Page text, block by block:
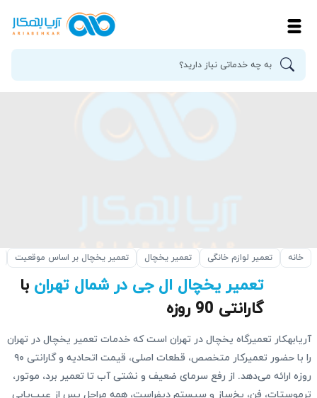
خانه تعمیر لوازم خانگی تعمیر یخچال تعمیر یخچال بر اساس موقعیت
تعمیر یخچال ال جی در شمال تهران با
گارانتی 90 روزه
آریابهکار تعمیرگاه یخچال در تهران است که خدمات تعمیر یخچال در تهران
را با حضور تعمیرکار متخصص، قطعات اصلی، قیمت اتحادیه و گارانتی ۹۰
روزه ارائه می‌دهد. از رفع سرمای ضعیف و نشتی آب تا تعمیر برد، موتور،
ترموستات، فن، یخ‌ساز و سیستم دیفراست، همه مراحل پس از عیب‌یابی